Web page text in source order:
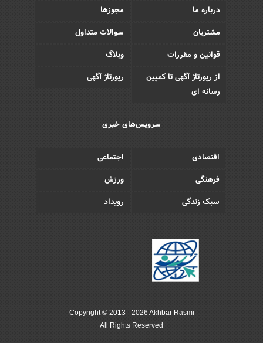
درباره ما
مجوزها
مشتریان
سوالات متداول
قوانین و مقررات
وبلاگ
از رپورتاژ آگهی تا کمپین
رسانه ای
رپورتاژ آگهی
سرویس‌های خبری
اقتصادی
اجتماعی
فرهنگی
ورزش
سبک زندگی
رویداد
Copyright © 2013 - 2026 Akhbar Rasmi
All Rights Reserved